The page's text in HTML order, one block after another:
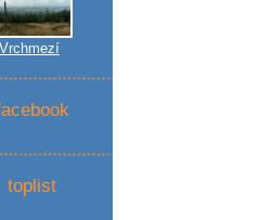
Vrchmezí
toplist